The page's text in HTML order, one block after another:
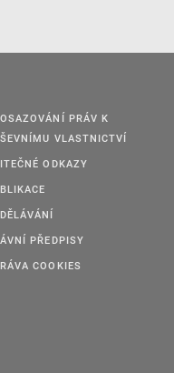
PRÁV K
VLASTNICTVÍ
ODKAZY
PŘEDPISY
COOKIES